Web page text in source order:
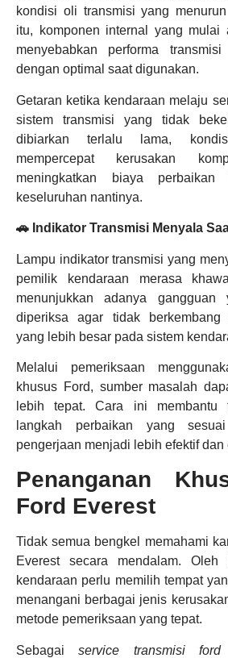
kondisi oli transmisi yang
itu, komponen internal yang mulai
menyebabkan performa
dengan optimal saat digunakan.
Getaran ketika kendaraan melaju
sistem transmisi yang tidak
dibiarkan terlalu lama,
mempercepat kerusakan
meningkatkan biaya perbaikan
keseluruhan nantinya.
🚗 Indikator Transmisi Menyala
Lampu indikator transmisi yang
pemilik kendaraan merasa
menunjukkan adanya
diperiksa agar tidak berkembang
yang lebih besar pada sistem
Melalui pemeriksaan
khusus Ford, sumber masalah
lebih tepat. Cara ini membantu
langkah perbaikan yang
pengerjaan menjadi lebih efektif dan
Penanganan
Ford Everest
Tidak semua bengkel memahami
Everest secara mendalam.
kendaraan perlu memilih tempat
menangani berbagai jenis
metode pemeriksaan yang tepat.
Sebagaiservice transmisi